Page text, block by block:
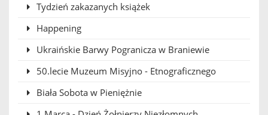
Tydzień zakazanych książek
Happening
Ukraińskie Barwy Pogranicza w Braniewie
50.lecie Muzeum Misyjno - Etnograficznego
Biała Sobota w Pieniężnie